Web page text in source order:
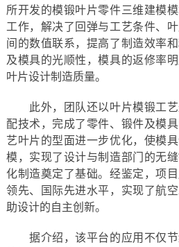
所开发的模锻叶片零件三维建模
工作，解决了回弹与工艺条件、
间的数值联系，提高了制造效率
及模具的光顺性，模具的返修率
叶片设计制造质量。
此外，团队还以叶片模锻工艺
配技术，完成了零件、锻件及模
艺叶片的型面进一步优化，使模
模，实现了设计与制造部门的无
化制造奠定了基础。经鉴定，项
领先、国际先进水平，实现了航
助设计的自主创新。
据介绍，该平台的应用不仅节